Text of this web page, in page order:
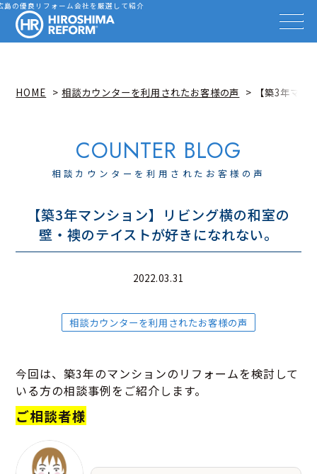
島の優良リフォーム会社を厳選して紹介
HIROSHIMA REFORM – 広島で
会社を探す
事例を見る
事例解説動画
イベント情報
広島リフォーム相談カウンター
HOME 相談カウンターを利用されたお客様の声 【築3年マ
相談カウンターを利用されたお客様の声
【築3年マンション】リビング横の和室の
壁・襖のテイストが好きになれない。
2022.03.31
相談カウンターを利用されたお客様の声
今回は、築3年のマンションのリフォームを検討して
いる方の相談事例をご紹介します。
ご相談者様